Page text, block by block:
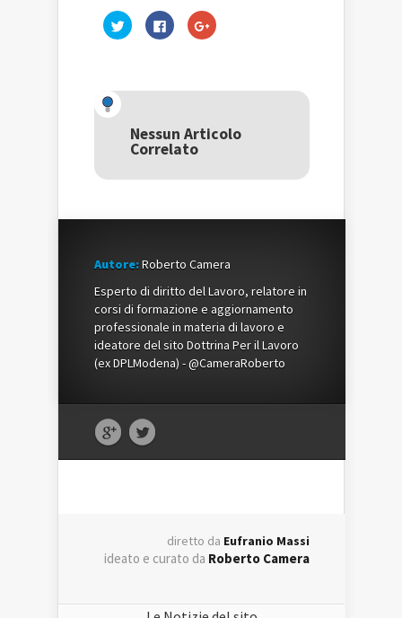
Fai
clic
una
nuova
finestra)
Fai
clic
nuova
finestra)
Fai
clic
una
nuova
Nessun Articolo
Correlato
Autore:Roberto Camera
Esperto di diritto del Lavoro, relatore in
corsi di formazione e aggiornamento
professionale in materia di lavoro e
ideatore del sito Dottrina Per il Lavoro
(ex DPLModena) - @CameraRoberto
diretto da Eufranio Massi
ideato e curato da Roberto Camera